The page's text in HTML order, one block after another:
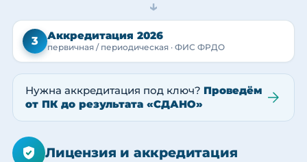
→
3 Аккредитация 2026
первичная / периодическая · ФИС ФРДО
Нужна аккредитация под ключ? Проведём
от ПК до результата «СДАНО»
Лицензия и аккредитация